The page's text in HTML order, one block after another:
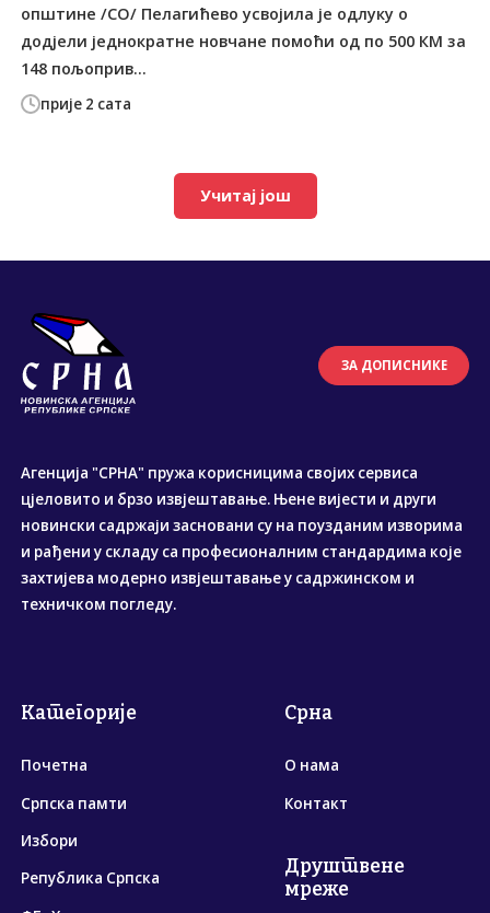
прије 2 сата
општине /СО/ Пелагићево усвојила је одлуку о
додјели једнократне новчане помоћи од по 500 КМ за
148 пољоприв...
Учитај још
ЗА ДОПИСНИКЕ
Агенција "СРНА" пружа корисницима својих сервиса
цјеловито и брзо извјештавање. Њене вијести и други
новински садржаји засновани су на поузданим изворима
и рађени у складу са професионалним стандардима које
захтијева модерно извјештавање у садржинском и
техничком погледу.
Категорије
Почетна
Српска памти
Избори
Република Српска
Срна
О нама
Контакт
Друштвене
мреже